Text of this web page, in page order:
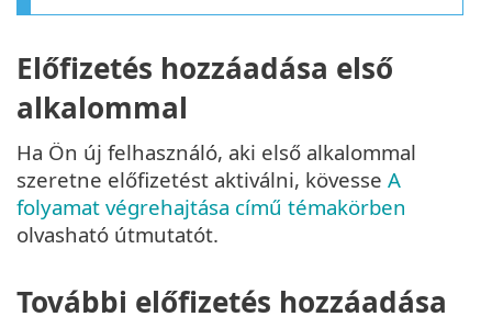
Előfizetés hozzáadása első
alkalommal
Ha Ön új felhasználó, aki első alkalommal
szeretne előfizetést aktiválni, kövesse A
folyamat végrehajtása című témakörben
olvasható útmutatót.
További előfizetés hozzáadása